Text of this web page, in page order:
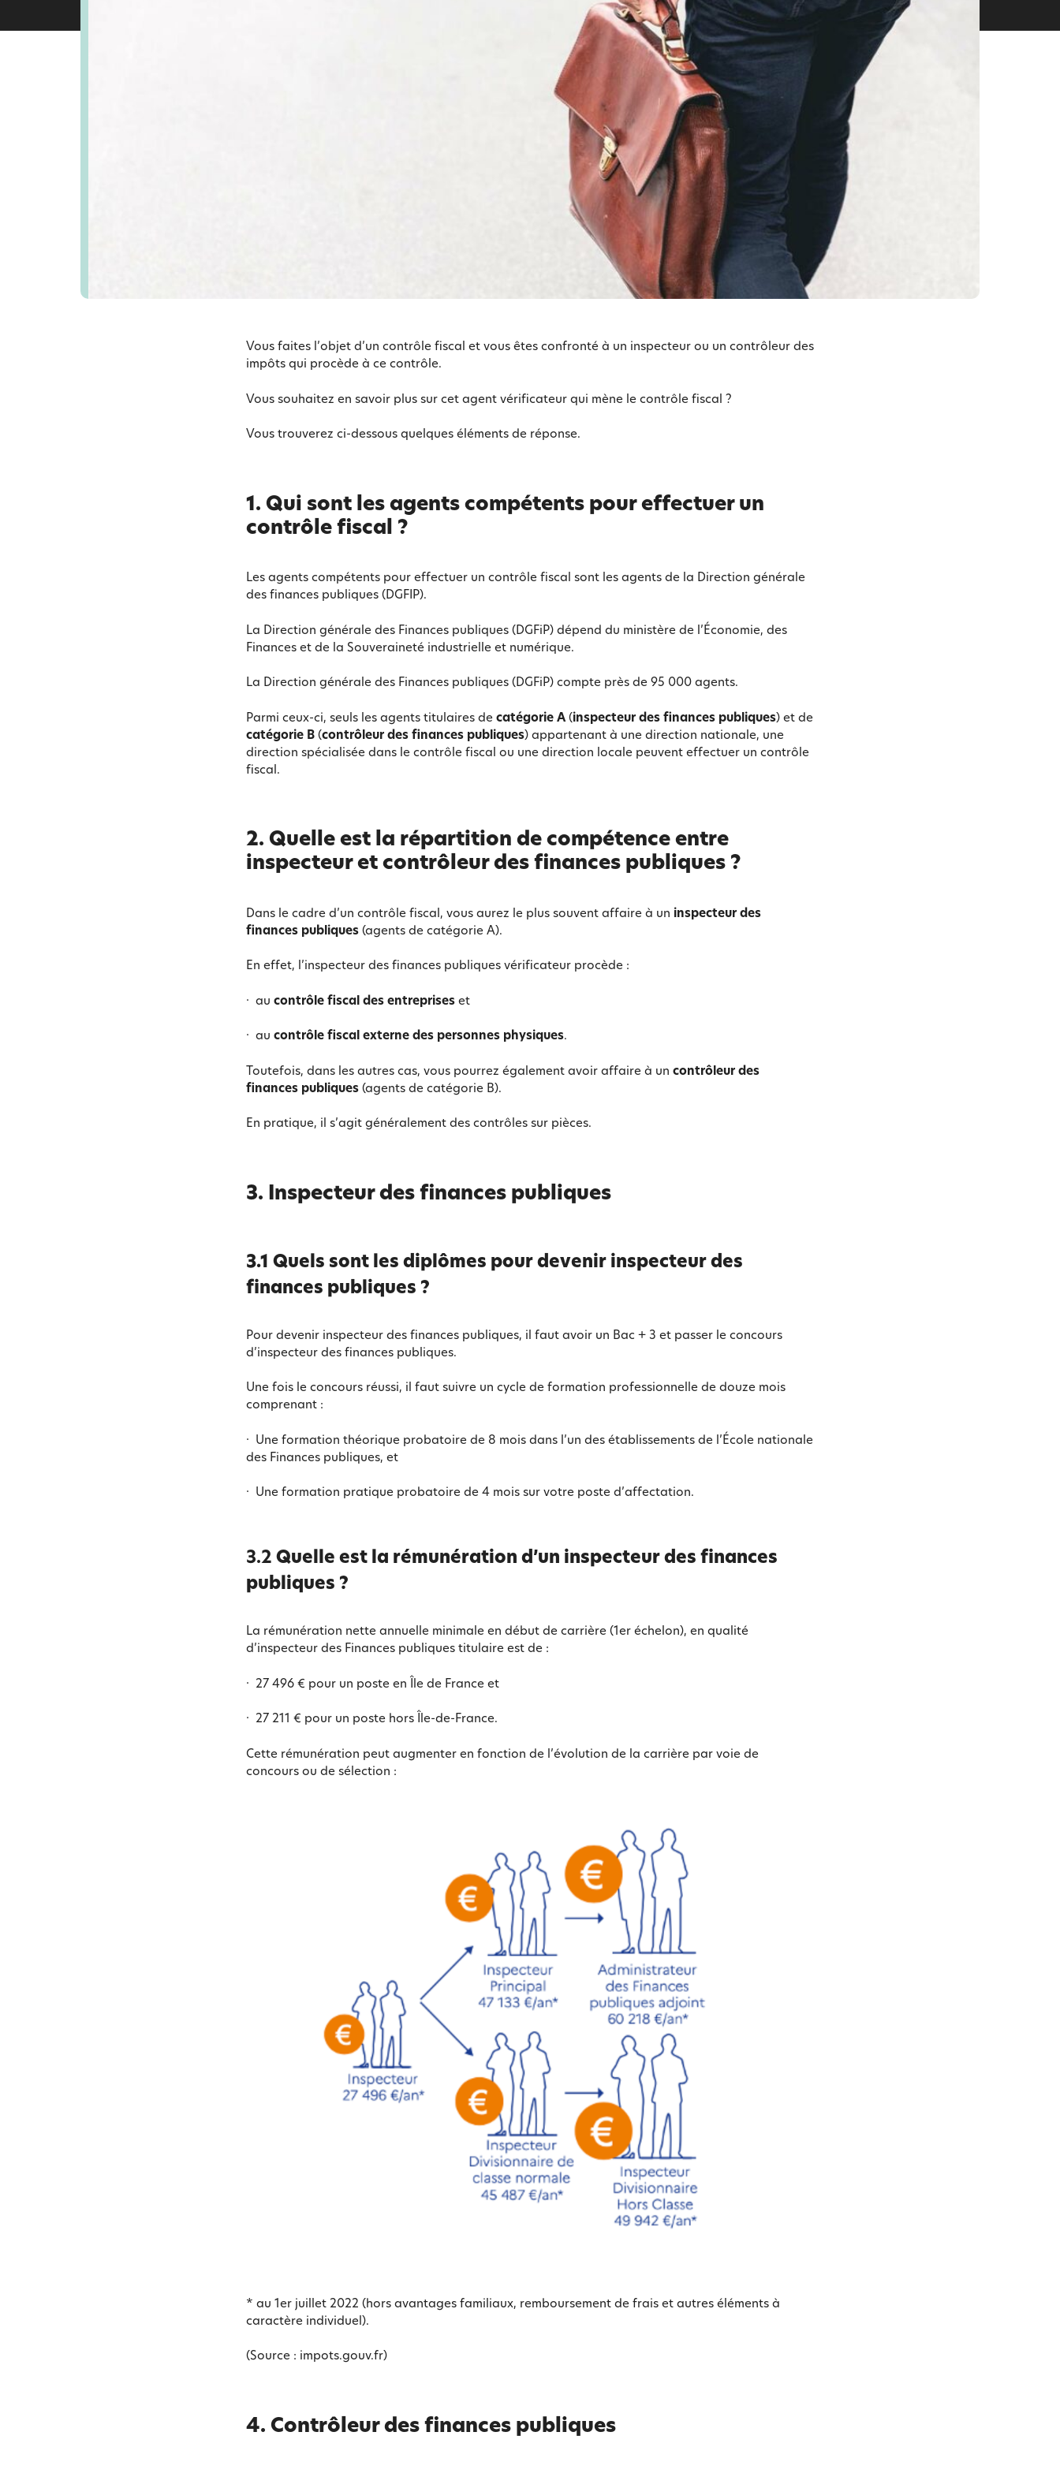
Vous faites l’objet d’un contrôle fiscal et vous êtes confronté à un inspecteur ou un contrôleur des
impôts qui procède à ce contrôle.
Vous souhaitez en savoir plus sur cet agent vérificateur qui mène le contrôle fiscal ?
Vous trouverez ci-dessous quelques éléments de réponse.
1. Qui sont les agents compétents pour effectuer un
contrôle fiscal ?
Les agents compétents pour effectuer un contrôle fiscal sont les agents de la Direction générale
des finances publiques (DGFIP).
La Direction générale des Finances publiques (DGFiP) dépend du ministère de l’Économie, des
Finances et de la Souveraineté industrielle et numérique.
La Direction générale des Finances publiques (DGFiP) compte près de 95 000 agents.
Parmi ceux-ci, seuls les agents titulaires de catégorie A (inspecteur des finances publiques) et de
catégorie B (contrôleur des finances publiques) appartenant à une direction nationale, une
direction spécialisée dans le contrôle fiscal ou une direction locale peuvent effectuer un contrôle
fiscal.
2. Quelle est la répartition de compétence entre
inspecteur et contrôleur des finances publiques ?
Dans le cadre d’un contrôle fiscal, vous aurez le plus souvent affaire à un inspecteur des
finances publiques (agents de catégorie A).
En effet, l’inspecteur des finances publiques vérificateur procède :
· au contrôle fiscal des entreprises et
· au contrôle fiscal externe des personnes physiques.
Toutefois, dans les autres cas, vous pourrez également avoir affaire à un contrôleur des
finances publiques (agents de catégorie B).
En pratique, il s’agit généralement des contrôles sur pièces.
3. Inspecteur des finances publiques
3.1 Quels sont les diplômes pour devenir inspecteur des
finances publiques ?
Pour devenir inspecteur des finances publiques, il faut avoir un Bac + 3 et passer le concours
d’inspecteur des finances publiques.
Une fois le concours réussi, il faut suivre un cycle de formation professionnelle de douze mois
comprenant :
· Une formation théorique probatoire de 8 mois dans l’un des établissements de l’École nationale
des Finances publiques, et
· Une formation pratique probatoire de 4 mois sur votre poste d’affectation.
3.2 Quelle est la rémunération d’un inspecteur des finances
publiques ?
La rémunération nette annuelle minimale en début de carrière (1er échelon), en qualité
d’inspecteur des Finances publiques titulaire est de :
· 27 496 € pour un poste en Île de France et
· 27 211 € pour un poste hors Île-de-France.
Cette rémunération peut augmenter en fonction de l’évolution de la carrière par voie de
concours ou de sélection :
* au 1er juillet 2022 (hors avantages familiaux, remboursement de frais et autres éléments à
caractère individuel).
(Source : impots.gouv.fr)
4. Contrôleur des finances publiques